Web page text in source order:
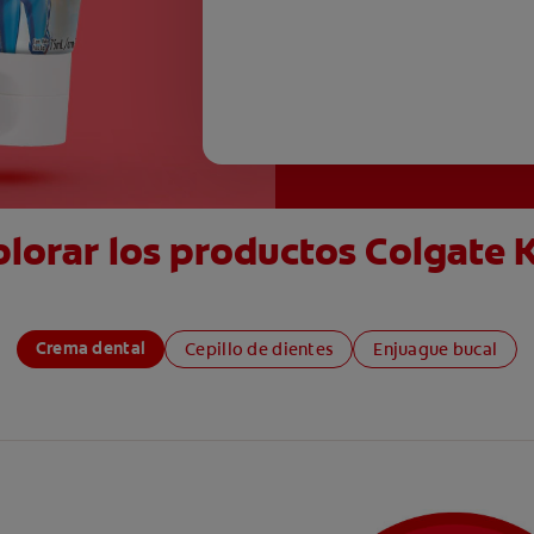
los productos Colgate
Crema dental Cepillo de dientes Enjuague bucal